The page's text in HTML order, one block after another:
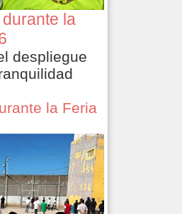
la
despliegue
la Feria